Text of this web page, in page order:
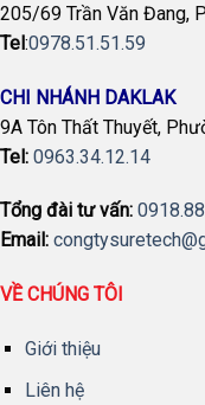
205/69 Trần Văn Đang,
Tel:0978.51.51.59
CHI NHÁNH DAKLAK
9A Tôn Thất Thuyết,
Tel: 0963.34.12.14
Tổng đài tư vấn:
Email:
VỀ CHÚNG TÔI
Giới thiệu
Liên hệ